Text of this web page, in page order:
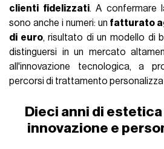
clienti fidelizzati. A confermare
sono anche i numeri: un fatturato
di euro, risultato di un modello di
distinguersi in un mercato
all'innovazione tecnologica, a
percorsi di trattamento
Dieci anni di
innovazione e